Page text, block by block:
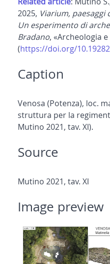
2025, Viarium, paesaggi
Un esperimento di
Bradano, «Archeologia
(https://doi.org/
Caption
Venosa (Potenza), loc.
struttura per la
Mutino 2021, tav. XI).
Source
Mutino 2021, tav. XI
Image preview